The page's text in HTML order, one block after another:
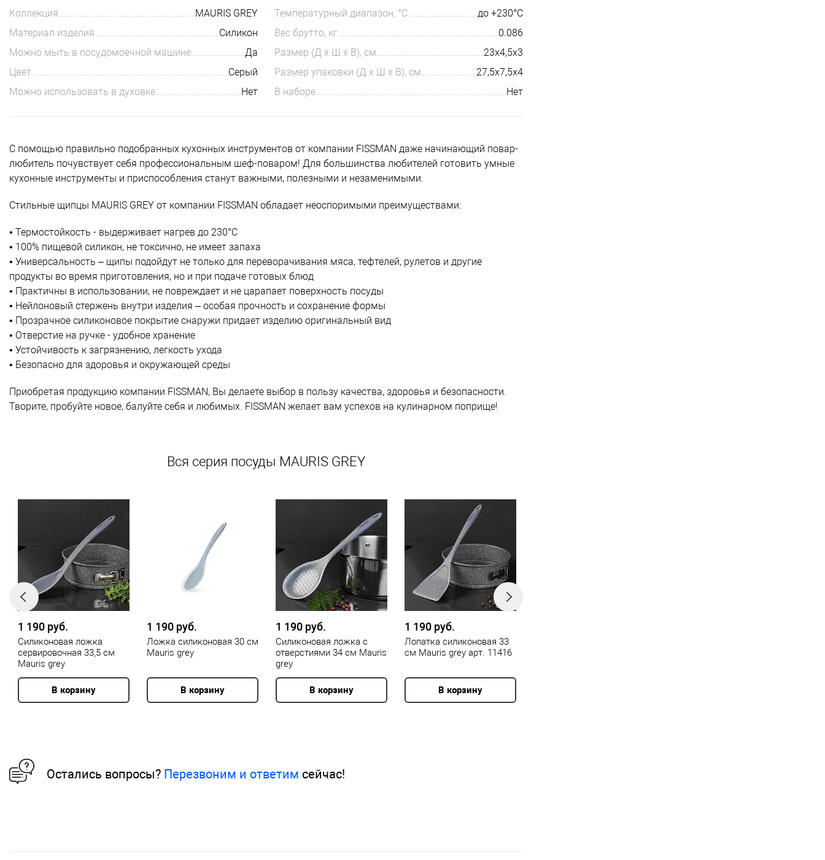
Коллекция
MAURIS GREY
Материал изделия
Силикон
Можно мыть в посудомоечной машине
Да
Цвет
Серый
Можно использовать в духовке
Нет
Температурный диапазон, °С
до +230°C
Вес брутто, кг
0.086
Размер (Д х Ш х В), см
23х4,5х3
Размер упаковки (Д х Ш х В), см
27,5х7,5х4
В наборе
Нет
С помощью правильно подобранных кухонных инструментов от компании FISSMAN даже начинающий повар-
любитель почувствует себя профессиональным шеф-поваром! Для большинства любителей готовить умные
кухонные инструменты и приспособления станут важными, полезными и незаменимыми.
Стильные щипцы MAURIS GREY от компании FISSMAN обладает неоспоримыми преимуществами:
• Термостойкость - выдерживает нагрев до 230°С
• 100% пищевой силикон, не токсично, не имеет запаха
• Универсальность – щипы подойдут не только для переворачивания мяса, тефтелей, рулетов и другие
продукты во время приготовления, но и при подаче готовых блюд
• Практичны в использовании, не повреждает и не царапает поверхность посуды
• Нейлоновый стержень внутри изделия – особая прочность и сохранение формы
• Прозрачное силиконовое покрытие снаружи придает изделию оригинальный вид
• Отверстие на ручке - удобное хранение
• Устойчивость к загрязнению, легкость ухода
• Безопасно для здоровья и окружающей среды
Приобретая продукцию компании FISSMAN, Вы делаете выбор в пользу качества, здоровья и безопасности.
Творите, пробуйте новое, балуйте себя и любимых. FISSMAN желает вам успехов на кулинарном поприще!
Вся серия посуды MAURIS GREY
1 190 руб.
Силиконовая ложка
сервировочная 33,5 см
Mauris grey
В корзину
1 190 руб.
Ложка силиконовая 30 см
Mauris grey
В корзину
1 190 руб.
Силиконовая ложка с
отверстиями 34 см Mauris
grey
В корзину
1 190 руб.
Лопатка силиконовая 33
см Mauris grey арт. 11416
В корзину
Остались вопросы? Перезвоним и ответим сейчас!